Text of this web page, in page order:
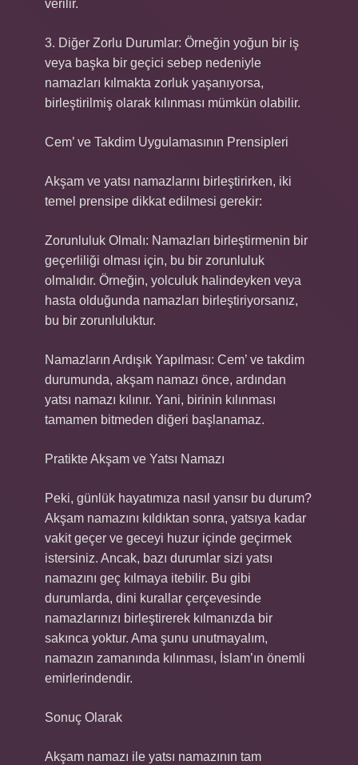
verilir.
3. Diğer Zorlu Durumlar: Örneğin yoğun bir iş
veya başka bir geçici sebep nedeniyle
namazları kılmakta zorluk yaşanıyorsa,
birleştirilmiş olarak kılınması mümkün olabilir.
Cem’ ve Takdim Uygulamasının Prensipleri
Akşam ve yatsı namazlarını birleştirirken, iki
temel prensipe dikkat edilmesi gerekir:
Zorunluluk Olmalı: Namazları birleştirmenin bir
geçerliliği olması için, bu bir zorunluluk
olmalıdır. Örneğin, yolculuk halindeyken veya
hasta olduğunda namazları birleştiriyorsanız,
bu bir zorunluluktur.
Namazların Ardışık Yapılması: Cem’ ve takdim
durumunda, akşam namazı önce, ardından
yatsı namazı kılınır. Yani, birinin kılınması
tamamen bitmeden diğeri başlanamaz.
Pratikte Akşam ve Yatsı Namazı
Peki, günlük hayatımıza nasıl yansır bu durum?
Akşam namazını kıldıktan sonra, yatsıya kadar
vakit geçer ve geceyi huzur içinde geçirmek
istersiniz. Ancak, bazı durumlar sizi yatsı
namazını geç kılmaya itebilir. Bu gibi
durumlarda, dini kurallar çerçevesinde
namazlarınızı birleştirerek kılmanızda bir
sakınca yoktur. Ama şunu unutmayalım,
namazın zamanında kılınması, İslam’ın önemli
emirlerindendir.
Sonuç Olarak
Akşam namazı ile yatsı namazının tam